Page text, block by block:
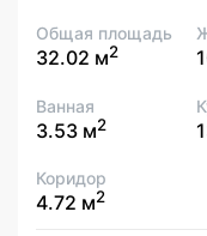
Общая площадь
32.02 м2
Ванная
3.53 м2
Коридор
4.72 м2